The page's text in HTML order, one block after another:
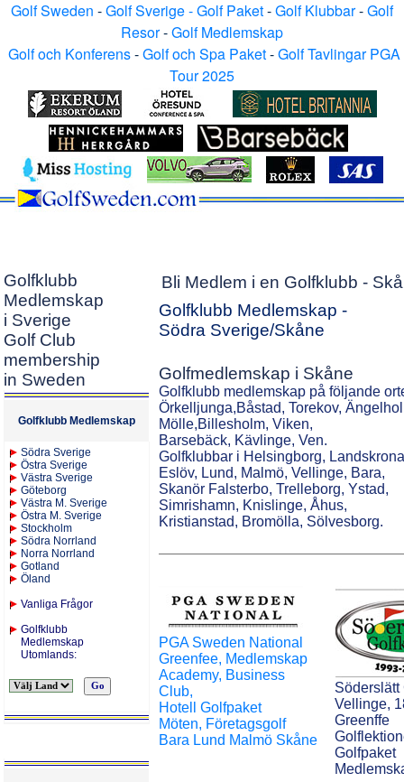
Golf Sweden -Golf Sverige - Golf Paket-Golf Klubbar-Golf
Resor-Golf Medlemskap
Golf och Konferens-Golf och Spa Paket-Golf Tavlingar PGA
Tour 2025
Golfklubb
Medlemskap
i Sverige
Golf Club
membership
in Sweden
Golfklubb Medlemskap
Södra Sverige
Östra Sverige
Västra Sverige
Göteborg
Västra M. Sverige
Östra M. Sverige
Stockholm
Södra Norrland
Norra Norrland
Gotland
Öland
Vanliga Frågor
Golfklubb
Medlemskap
Utomlands:
Bli Medlem i en Golfklubb -
Golfklubb Medlemskap -
Södra Sverige/Skåne
Golfmedlemskap i Skåne
Golfklubb medlemskap på följande
Örkelljunga,Båstad, Torekov,
Mölle,Billesholm, Viken,
Barsebäck, Kävlinge, Ven.
Golfklubbar i Helsingborg,
Eslöv, Lund, Malmö, Vellinge, Bara,
Skanör Falsterbo, Trelleborg, Ystad,
Simrishamn, Knislinge, Åhus,
Kristianstad, Bromölla, Sölvesborg.
PGA Sweden National
Greenfee, Medlemskap
Academy, Business
Club,
Hotell Golfpaket
Möten, Företagsgolf
Bara Lund Malmö Skåne
Söderslätt
Vellinge,
Greenffe
Golfpaket